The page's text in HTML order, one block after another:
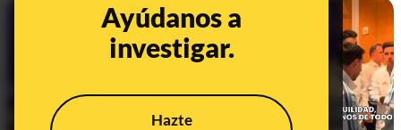
Ayúdanos a
investigar.
Hazte